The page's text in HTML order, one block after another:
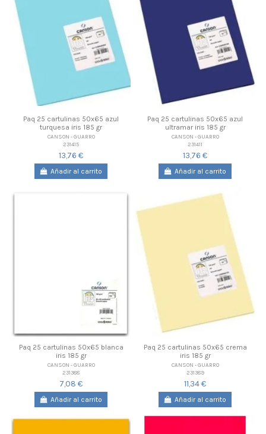
Paq 25 cartulinas 50x65 azul
turquesa iris 185 gr
CANSON - GUARRO
231415
13,76 €
Añadir al carrito
Paq 25 cartulinas 50x65 azul
ultramar iris 185 gr
CANSON - GUARRO
231411
13,76 €
Añadir al carrito
Paq 25 cartulinas 50x65 blanca
iris 185 gr
CANSON - GUARRO
231388
7,08 €
Añadir al carrito
Paq 25 cartulinas 50x65 crema
iris 185 gr
CANSON - GUARRO
231389
11,34 €
Añadir al carrito